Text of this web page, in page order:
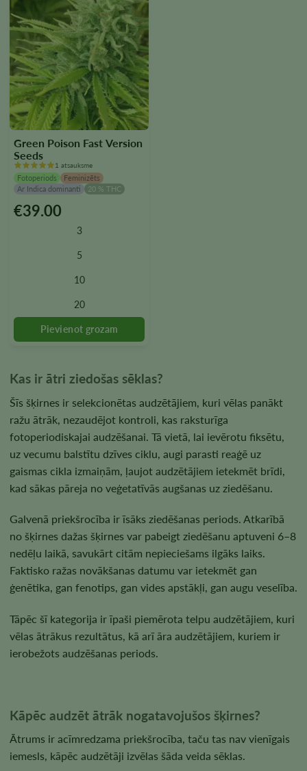
Green Poison Fast Version
Seeds
1 atsauksme
Fotoperiods
Feminizēts
Ar Indica dominanti
20 % THC
€39.00
3
5
10
20
Šim
produkta
lapā
Kas ir ātri ziedošas sēklas?
Šīs šķirnes ir selekcionētas audzētājiem, kuri vēlas panākt
ražu ātrāk, nezaudējot kontroli, kas raksturīga
fotoperiodiskajai audzēšanai. Tā vietā, lai ievērotu fiksētu,
uz vecumu balstītu dzīves ciklu, augi parasti reaģē uz
gaismas cikla izmaiņām, ļaujot audzētājiem ietekmēt brīdi,
kad sākas pāreja no veģetatīvās augšanas uz ziedēšanu.
Galvenā priekšrocība ir īsāks ziedēšanas periods. Atkarībā
no šķirnes dažas šķirnes var pabeigt ziedēšanu aptuveni 6–8
nedēļu laikā, savukārt citām nepieciešams ilgāks laiks.
Faktisko ražas novākšanas datumu var ietekmēt gan
ģenētika, gan fenotips, gan vides apstākļi, gan augu veselība.
Tāpēc šī kategorija ir īpaši piemērota telpu audzētājiem, kuri
vēlas ātrākus rezultātus, kā arī āra audzētājiem, kuriem ir
ierobežots audzēšanas periods.
Kāpēc audzēt ātrāk nogatavojušos šķirnes?
Ātrums ir acīmredzama priekšrocība, taču tas nav vienīgais
iemesls, kāpēc audzētāji izvēlas šāda veida sēklas.